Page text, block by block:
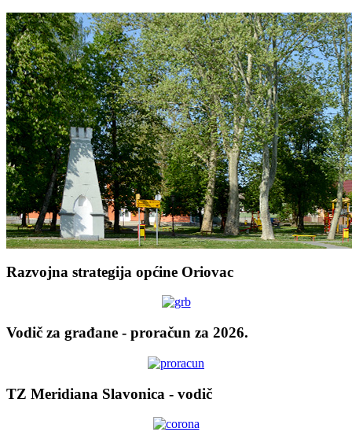
Razvojna strategija općine Oriovac
Vodič za građane - proračun za 2026.
TZ Meridiana Slavonica - vodič